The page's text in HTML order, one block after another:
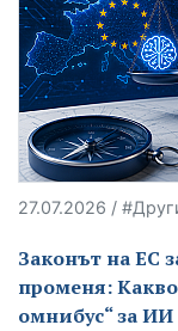
27.07.2026 /
Законът на ЕС
променя:
омнибус“ за ИИ